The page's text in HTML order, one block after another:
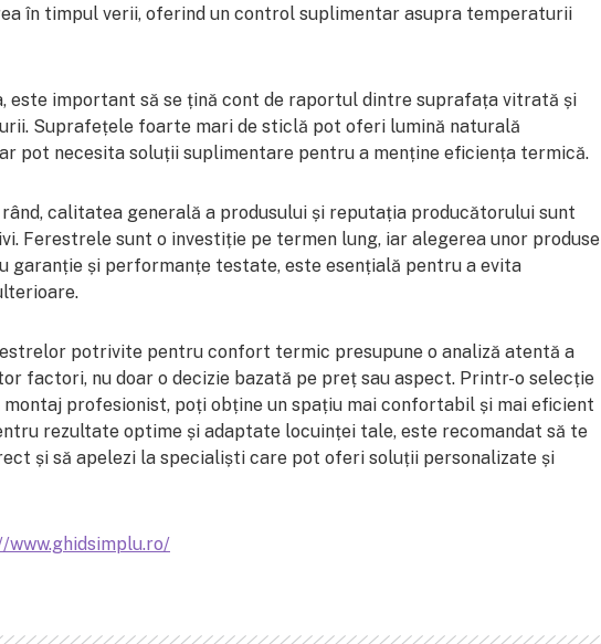
în timpul verii, oferind un control suplimentar asupra temperaturii
este important să se țină cont de raportul dintre suprafața vitrată și
Suprafețele foarte mari de sticlă pot oferi lumină naturală
pot necesita soluții suplimentare pentru a menține eficiența termică.
calitatea generală a produsului și reputația producătorului sunt
Ferestrele sunt o investiție pe termen lung, iar alegerea unor produse
garanție și performanțe testate, este esențială pentru a evita
potrivite pentru confort termic presupune o analiză atentă a
factori, nu doar o decizie bazată pe preț sau aspect. Printr-o selecție
profesionist, poți obține un spațiu mai confortabil și mai eficient
rezultate optime și adaptate locuinței tale, este recomandat să te
și să apelezi la specialiști care pot oferi soluții personalizate și
www.ghidsimplu.ro/